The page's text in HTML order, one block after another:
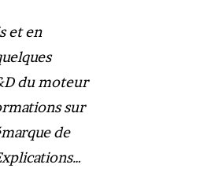
et en
du moteur
sur
de